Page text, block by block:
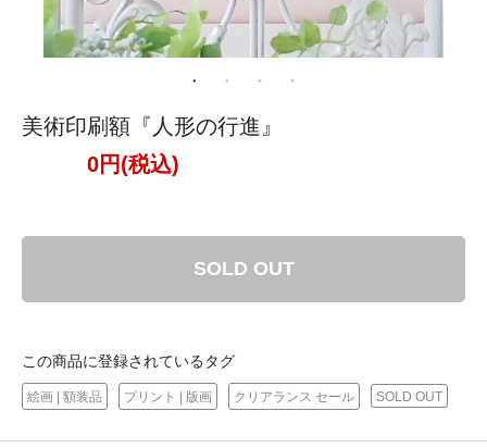
美術印刷額『人形の行進』
0円(税込)
SOLD OUT
この商品に登録されているタグ
絵画 | 額装品 プリント | 版画 クリアランス セール SOLD OUT